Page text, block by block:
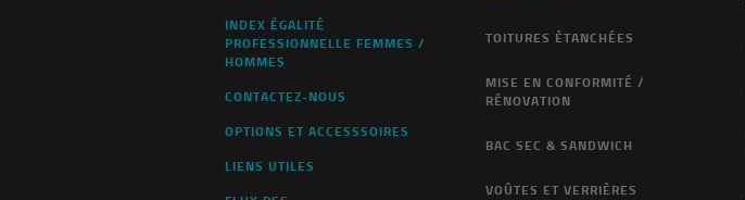
INDEX ÉGALITÉ
PROFESSIONNELLE FEMMES /
HOMMES
CONTACTEZ-NOUS
OPTIONS ET ACCESSSOIRES
LIENS UTILES
TOITURES ÉTANCHÉES
MISE EN CONFORMITÉ /
RÉNOVATION
BAC SEC & SANDWICH
VOÛTES ET VERRIÈRES